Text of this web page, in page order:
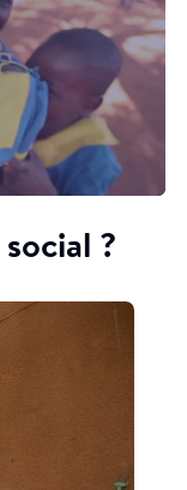
?
réalisés
proposée sur le
et au
de manger
que cette